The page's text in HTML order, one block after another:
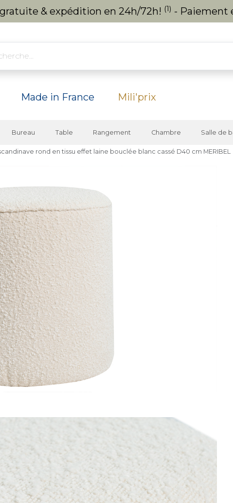
& expédition en 24h/72h! (1) - Paiement
Made in France Mili'prix
Bureau Table Rangement Chambre Salle de
rond en tissu effet laine bouclée blanc cassé D40 cm MERIBEL